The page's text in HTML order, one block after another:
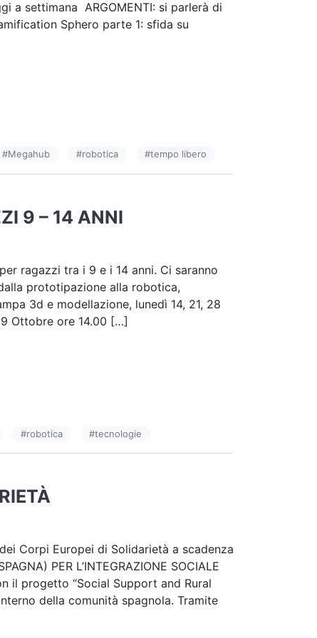
a settimana ARGOMENTI: si parlerà di
Sphero parte 1: sfida su
#Megahub #robotica #tempo libero
9 – 14 ANNI
ragazzi tra i 9 e i 14 anni. Ci saranno
prototipazione alla robotica,
3d e modellazione, lunedì 14, 21, 28
Ottobre ore 14.00 […]
#robotica #tecnologie
Corpi Europei di Solidarietà a scadenza
PER L’INTEGRAZIONE SOCIALE
il progetto “Social Support and Rural
della comunità spagnola. Tramite